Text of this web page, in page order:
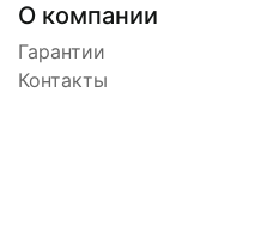
О компании
Гарантии
Контакты